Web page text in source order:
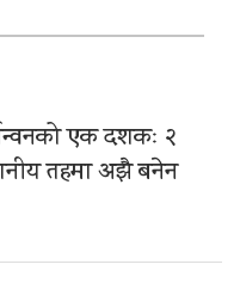
एक दशकः २
तहमा अझै बनेन